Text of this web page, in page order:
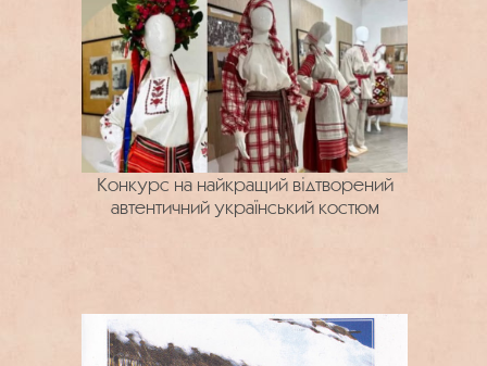
Конкурс на найкращий відтворений
автентичний український костюм